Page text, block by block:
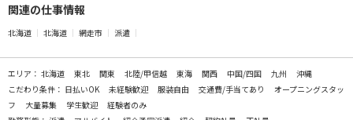
関連の仕事情報
北海道 北海道 網走市 派遣
エリア： 北海道 東北 関東 北陸/甲信越 東海 関西 中国/四国 九州
沖縄
こだわり条件： 日払いOK 未経験歓迎 服装自由 交通費/手当てあり
オープニングスタッ
フ
大量募集 学生歓迎
経験者のみ